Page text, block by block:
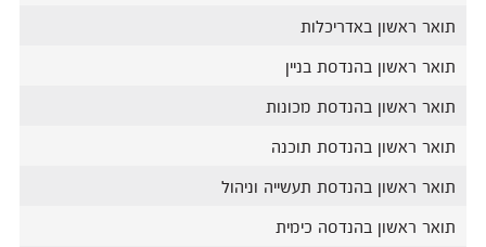
תואר ראשון באדריכלות
תואר ראשון בהנדסת בניין
תואר ראשון בהנדסת מכונות
תואר ראשון בהנדסת תוכנה
תואר ראשון בהנדסת תעשייה וניהול
תואר ראשון בהנדסה כימית